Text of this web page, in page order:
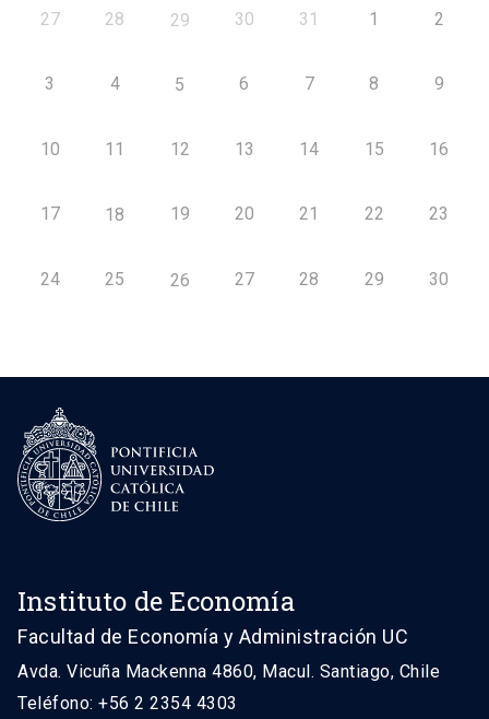
27 28 29 30 31 1 2
3 4 5 6 7 8 9
10 11 12 13 14 15 16
17 18 19 20 21 22 23
24 25 26 27 28 29 30
Instituto de Economía
Facultad de Economía y Administración UC
Avda. Vicuña Mackenna 4860, Macul. Santiago, Chile
Teléfono: +56 2 2354 4303